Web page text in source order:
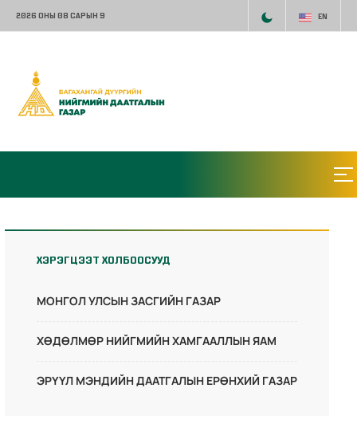
2026 ОНЫ 08 САРЫН 9 EN
ХЭРЭГЦЭЭТ ХОЛБООСУУД
МОНГОЛ УЛСЫН ЗАСГИЙН ГАЗАР
ХӨДӨЛМӨР НИЙГМИЙН ХАМГААЛЛЫН ЯАМ
ЭРҮҮЛ МЭНДИЙН ДААТГАЛЫН ЕРӨНХИЙ ГАЗАР